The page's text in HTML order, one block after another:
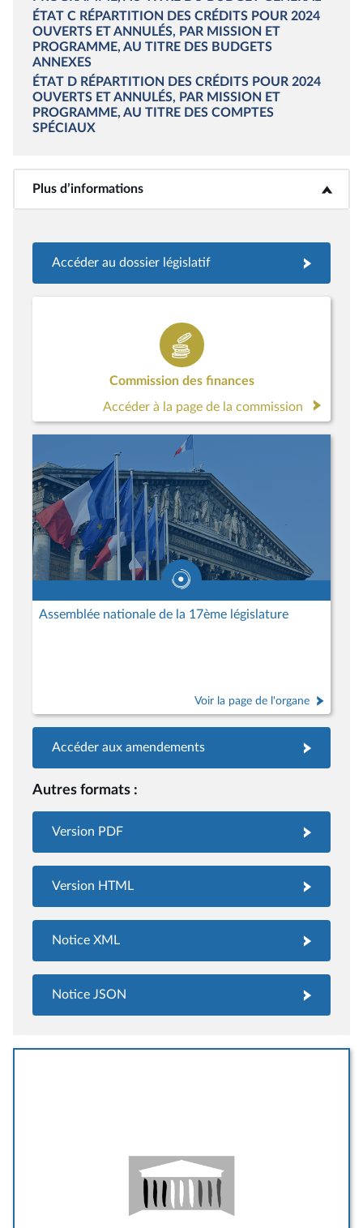
ÉTAT C RÉPARTITION DES CRÉDITS POUR 2024
OUVERTS ET ANNULÉS, PAR MISSION ET
PROGRAMME, AU TITRE DES BUDGETS
ANNEXES
ÉTAT D RÉPARTITION DES CRÉDITS POUR 2024
OUVERTS ET ANNULÉS, PAR MISSION ET
PROGRAMME, AU TITRE DES COMPTES
SPÉCIAUX
Plus d’informations<b>Plus d’informations</b>
Accéder au dossier législatif
Commission des finances
Accéder à la page de la commission
Assemblée nationale de la 17ème législature
Voir la page de l'organe
Accéder aux amendements
Autres formats :
Version PDF
Version HTML
Notice XML
Notice JSON